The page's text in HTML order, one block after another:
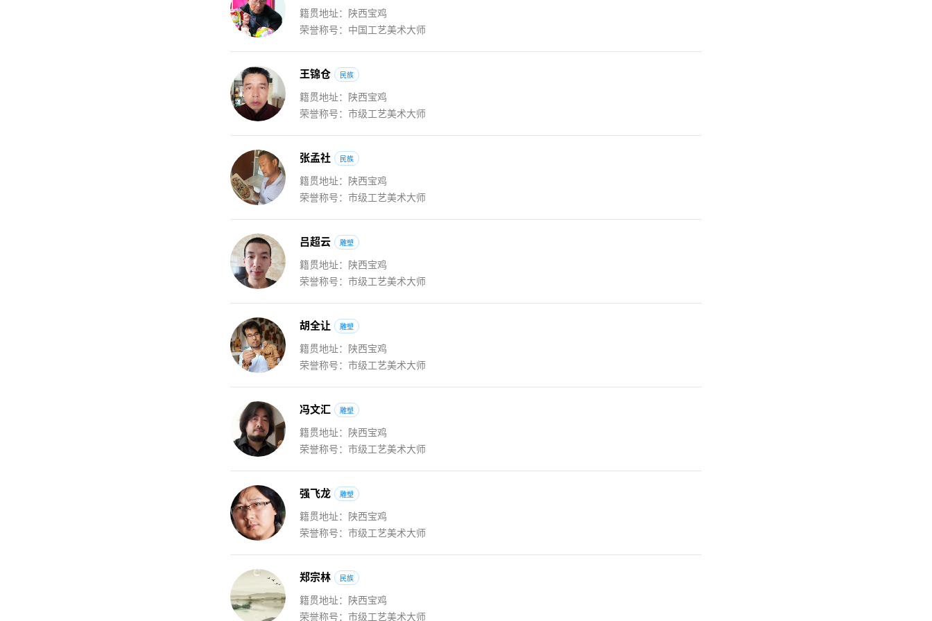
籍贯地址：陕西宝鸡
荣誉称号：中国工艺美术大师
王锦仓 民族
籍贯地址：陕西宝鸡
荣誉称号：市级工艺美术大师
张孟社 民族
籍贯地址：陕西宝鸡
荣誉称号：市级工艺美术大师
吕超云 雕塑
籍贯地址：陕西宝鸡
荣誉称号：市级工艺美术大师
胡全让 雕塑
籍贯地址：陕西宝鸡
荣誉称号：市级工艺美术大师
冯文汇 雕塑
籍贯地址：陕西宝鸡
荣誉称号：市级工艺美术大师
强飞龙 雕塑
籍贯地址：陕西宝鸡
荣誉称号：市级工艺美术大师
郑宗林 民族
籍贯地址：陕西宝鸡
荣誉称号：市级工艺美术大师